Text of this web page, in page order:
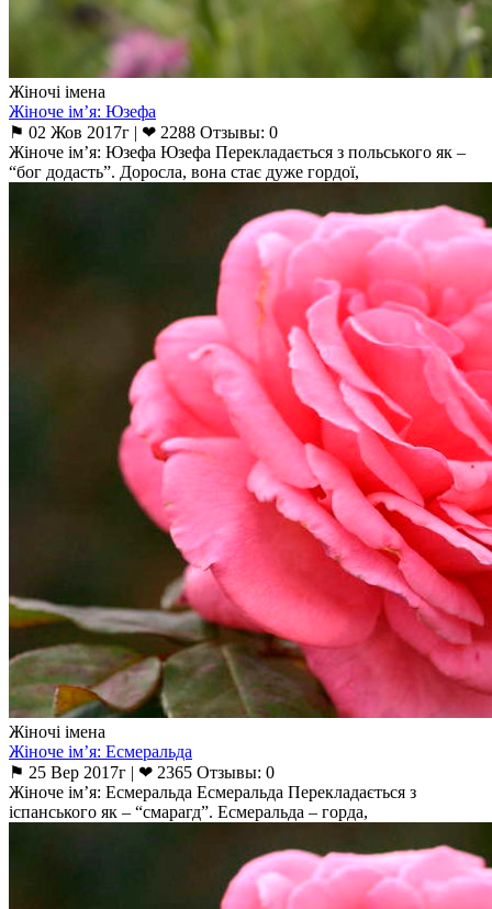
Жіночі імена
Жіноче ім’я: Юзефа
⚑ 02 Жов 2017г | ❤ 2288 Отзывы: 0
Жіноче ім’я: Юзефа Юзефа Перекладається з польського як –
“бог додасть”. Доросла, вона стає дуже гордої,
Жіночі імена
Жіноче ім’я: Есмеральда
⚑ 25 Вер 2017г | ❤ 2365 Отзывы: 0
Жіноче ім’я: Есмеральда Есмеральда Перекладається з
іспанського як – “смарагд”. Есмеральда – горда,